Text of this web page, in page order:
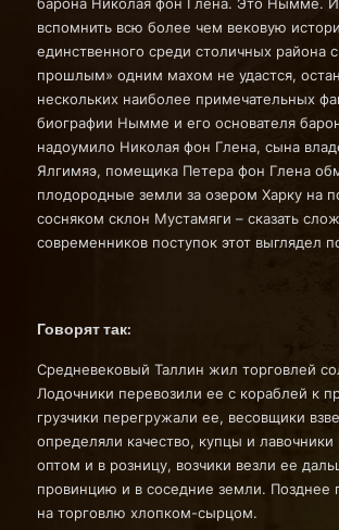
барона Николая фон Глена. Это Нымме. И
вспомнить всю более чем вековую
единственного среди столичных района
прошлым» одним махом не удастся,
нескольких наиболее примечательных
биографии Нымме и его основателя
надоумило Николая фон Глена, сына
Ялгимяэ, помещика Петера фон Глена
плодородные земли за озером Харку на
сосняком склон Мустамяги – сказать
современников поступок этот выглядел
Говорят так:
Средневековый Таллин жил торговлей
Лодочники перевозили ее с кораблей к
грузчики перегружали ее, весовщики
определяли качество, купцы и лавочники
оптом и в розницу, возчики везли ее
провинцию и в соседние земли. Позднее
на торговлю хлопком-сырцом.